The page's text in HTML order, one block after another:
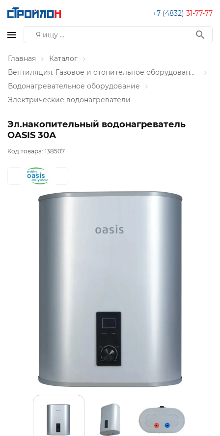
+7 (4832) 31-77-77
Главная
Каталог
Вентиляция. Газовое и отопительное оборудование
Водонагревательное оборудование
Электрические водонагреватели
Эл.накопительный водонагреватель
OASIS 30А
Код товара: 138507